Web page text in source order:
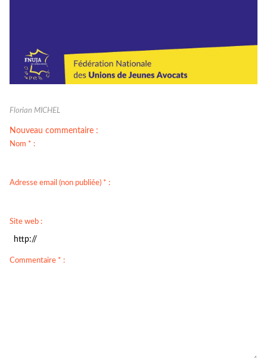
Florian MICHEL
Nouveau commentaire :
Nom * :
Adresse email (non publiée) * :
Site web :
Commentaire * :